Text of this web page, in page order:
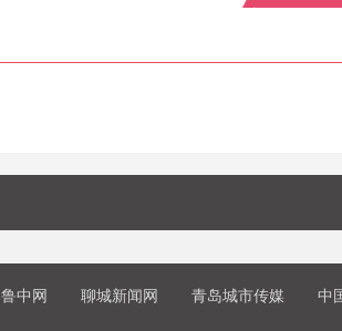
鲁中网 聊城新闻网 青岛城市传媒 中